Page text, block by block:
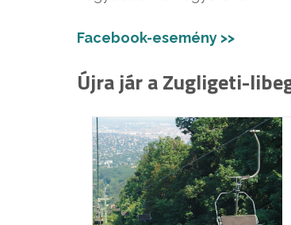
Facebook-esemény >>
Újra jár a Zugligeti-